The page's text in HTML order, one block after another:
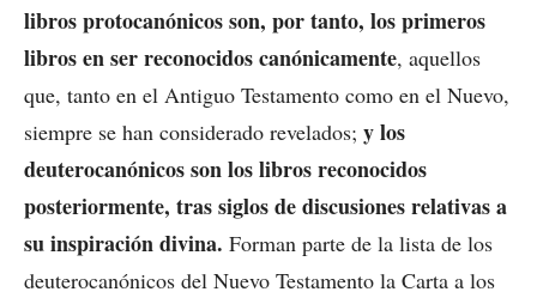
libros protocanónicos son, por tanto, los primeros
libros en ser reconocidos canónicamente, aquellos
que, tanto en el Antiguo Testamento como en el Nuevo,
siempre se han considerado revelados; y los
deuterocanónicos son los libros reconocidos
posteriormente, tras siglos de discusiones relativas a
su inspiración divina. Forman parte de la lista de los
deuterocanónicos del Nuevo Testamento la Carta a los